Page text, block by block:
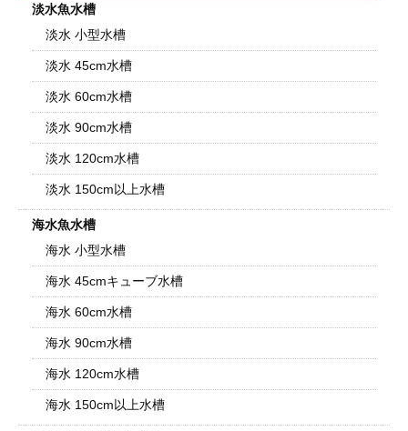
淡水魚水槽
淡水 小型水槽
淡水 45cm水槽
淡水 60cm水槽
淡水 90cm水槽
淡水 120cm水槽
淡水 150cm以上水槽
海水魚水槽
海水 小型水槽
海水 45cmキューブ水槽
海水 60cm水槽
海水 90cm水槽
海水 120cm水槽
海水 150cm以上水槽